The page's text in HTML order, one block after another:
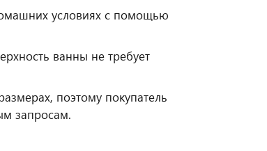
условиях с помощью
ванны не требует
поэтому покупатель
запросам.